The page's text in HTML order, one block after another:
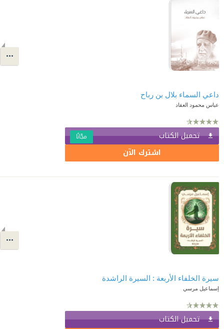
داعي السماء بلال بن رباح
عباس محمود العقاد
تحميل الكتاب مجّانًا
اشترك الآن
سيرة الخلفاء الأربعة : السيرة الراشدة
إسماعيل مرسي
تحميل الكتاب